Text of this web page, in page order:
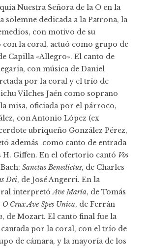
Nuestra Señora de la O en la
solemne dedicada a la Patrona, la
con motivo de su
con la coral, actuó como grupo de
Capilla «Allegro». El canto de
con música de Daniel
por la coral y el trío de
Vilches Jaén como soprano
misa, oficiada por el párroco,
con Antonio López (ex
ubriqueño González Pérez,
además como canto de entrada
H. Giffen. En el ofertorio cantó Vos
Sanctus Benedictus, de Charles
Dei, de José Angerri. En la
interpretóAve María, de Tomás
O Crux Ave Spes Unica, de Ferrán
, de Mozart. El canto final fue la
por la coral, con el trío de
de cámara, y la mayoría de los